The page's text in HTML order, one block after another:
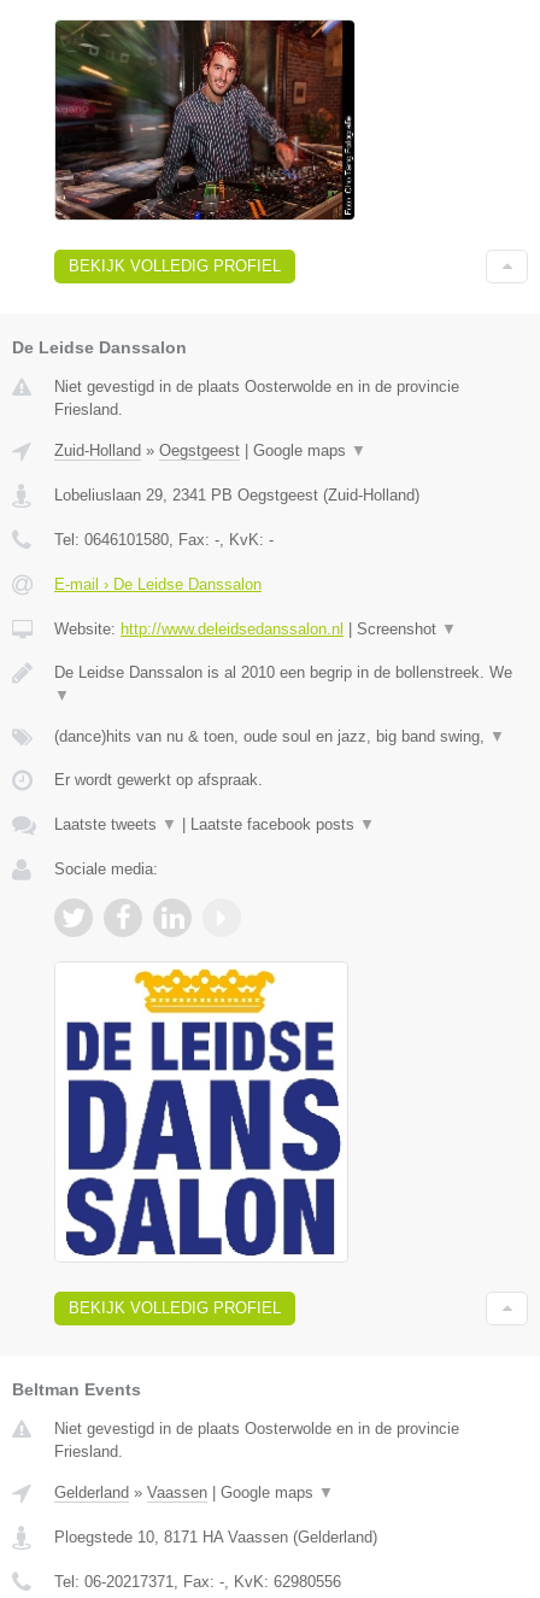
BEKIJK VOLLEDIG PROFIEL
De Leidse Danssalon
Niet gevestigd in de plaats Oosterwolde en in de provincie
Friesland.
Zuid-Holland » Oegstgeest Google maps ▼
Lobeliuslaan 29 2341 PB Oegstgeest (Zuid-Holland)
Tel: 0646101580 , Fax: - , KvK: -
E-mail › De Leidse Danssalon
Website: http://www.deleidsedanssalon.nl Screenshot ▼
De Leidse Danssalon is al 2010 een begrip in de bollenstreek. We
▼
(dance)hits van nu & toen, oude soul en jazz, big band swing, ▼
Er wordt gewerkt op afspraak.
Laatste tweets ▼ Laatste facebook posts ▼
Sociale media:
BEKIJK VOLLEDIG PROFIEL
Beltman Events
Niet gevestigd in de plaats Oosterwolde en in de provincie
Friesland.
Gelderland » Vaassen | Google maps ▼
Ploegstede 10 8171 HA Vaassen (Gelderland)
Tel: 06-20217371 , Fax: - , KvK: 62980556